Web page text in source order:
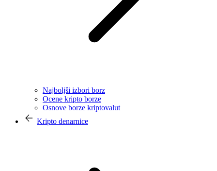
Najboljši izbori borz
Ocene kripto borze
Osnove borze kriptovalut
Kripto denarnice